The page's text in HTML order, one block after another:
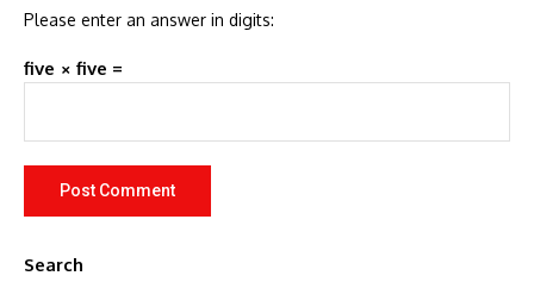
Please enter an answer in digits:
five × five =
Search